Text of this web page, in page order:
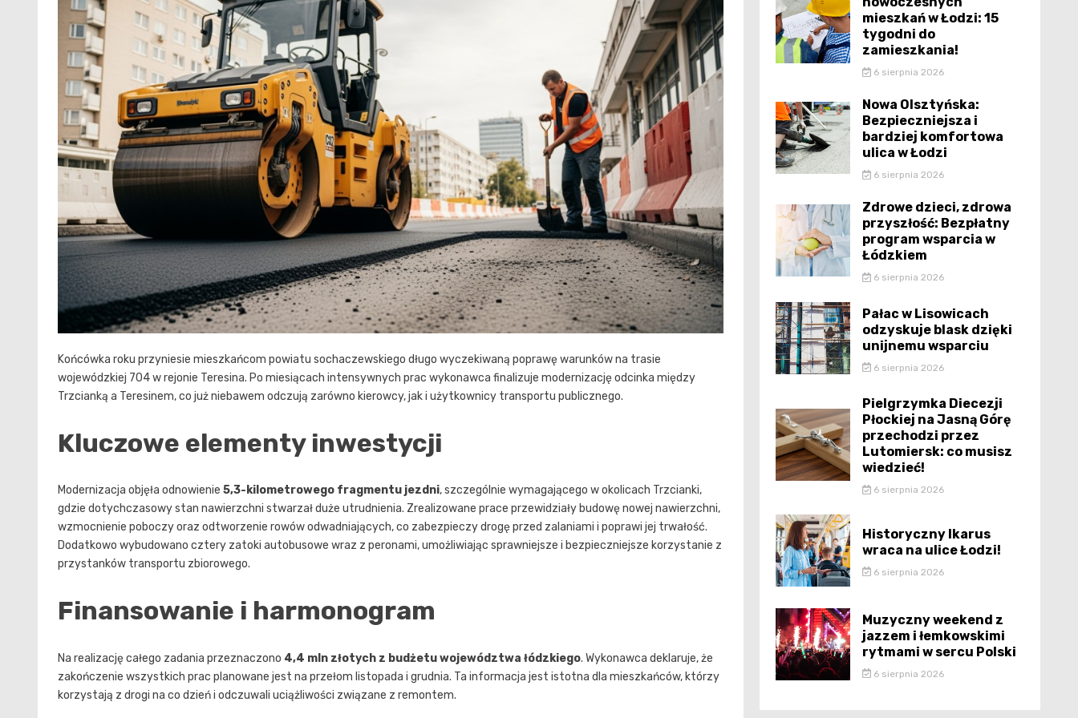
Końcówka roku przyniesie mieszkańcom powiatu sochaczewskiego długo wyczekiwaną poprawę warunków na trasie
wojewódzkiej 704 w rejonie Teresina. Po miesiącach intensywnych prac wykonawca finalizuje modernizację odcinka między
Trzcianką a Teresinem, co już niebawem odczują zarówno kierowcy, jak i użytkownicy transportu publicznego.
Kluczowe elementy inwestycji
Modernizacja objęła odnowienie 5,3-kilometrowego fragmentu jezdni, szczególnie wymagającego w okolicach Trzcianki,
gdzie dotychczasowy stan nawierzchni stwarzał duże utrudnienia. Zrealizowane prace przewidziały budowę nowej nawierzchni,
wzmocnienie poboczy oraz odtworzenie rowów odwadniających, co zabezpieczy drogę przed zalaniami i poprawi jej trwałość.
Dodatkowo wybudowano cztery zatoki autobusowe wraz z peronami, umożliwiając sprawniejsze i bezpieczniejsze korzystanie z
przystanków transportu zbiorowego.
Finansowanie i harmonogram
Na realizację całego zadania przeznaczono 4,4 mln złotych z budżetu województwa łódzkiego. Wykonawca deklaruje, że
zakończenie wszystkich prac planowane jest na przełom listopada i grudnia. Ta informacja jest istotna dla mieszkańców, którzy
korzystają z drogi na co dzień i odczuwali uciążliwości związane z remontem.
mieszkań w Łodzi: 15
tygodni do
zamieszkania!
6 sierpnia 2026
Nowa Olsztyńska:
Bezpieczniejsza i
bardziej komfortowa
ulica w Łodzi
6 sierpnia 2026
Zdrowe dzieci, zdrowa
przyszłość: Bezpłatny
program wsparcia w
Łódzkiem
6 sierpnia 2026
Pałac w Lisowicach
odzyskuje blask dzięki
unijnemu wsparciu
6 sierpnia 2026
Pielgrzymka Diecezji
Płockiej na Jasną Górę
przechodzi przez
Lutomiersk: co musisz
wiedzieć!
6 sierpnia 2026
Historyczny Ikarus
wraca na ulice Łodzi!
6 sierpnia 2026
Muzyczny weekend z
jazzem i łemkowskimi
rytmami w sercu Polski
6 sierpnia 2026